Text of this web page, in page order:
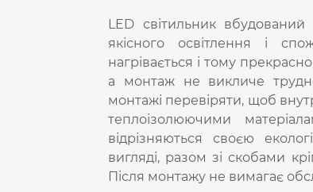
LED світильник вбудований
якісного освітлення і
нагрівається і тому
а монтаж не викличе
монтажі перевіряти, щоб
теплоізолюючими
відрізняються своєю
вигляді, разом зі скобами
Після монтажу не вимагає